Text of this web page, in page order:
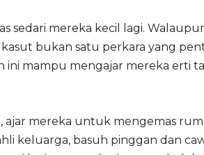
sedari mereka kecil lagi.
bukan satu perkara yang
ini mampu mengajar mereka erti
ajar mereka untuk mengemas
keluarga, basuh pinggan dan